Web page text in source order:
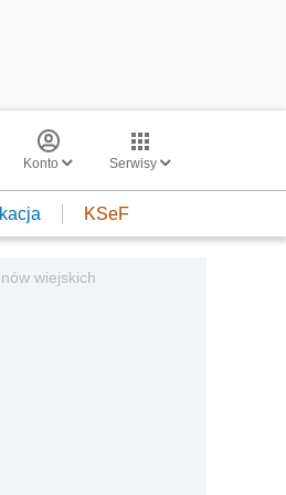
Konto Serwisy
KSeF
wiejskich